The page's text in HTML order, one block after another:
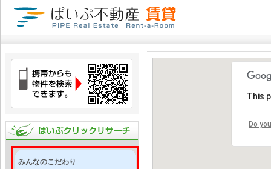
みんなのこだわり
This
Do